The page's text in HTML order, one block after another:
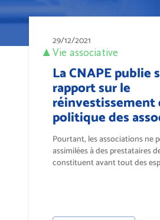
29/12/2021
Vie associative
La CNAPE publie
rapport sur le
réinvestissement
politique des
Pourtant, les associations ne
assimilées à des prestataires
constituent avant tout des